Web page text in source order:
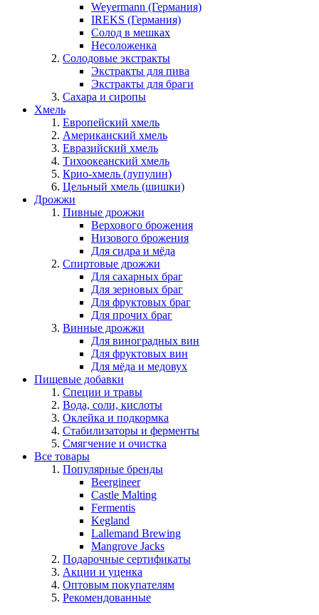
Weyermann (Германия)
IREKS (Германия)
Солод в мешках
Несоложенка
Солодовые экстракты
Экстракты для пива
Экстракты для браги
Сахара и сиропы
Хмель
Европейский хмель
Американский хмель
Евразийский хмель
Тихоокеанский хмель
Крио-хмель (лупулин)
Цельный хмель (шишки)
Дрожжи
Пивные дрожжи
Верхового брожения
Низового брожения
Для сидра и мёда
Спиртовые дрожжи
Для сахарных браг
Для зерновых браг
Для фруктовых браг
Для прочих браг
Винные дрожжи
Для виноградных вин
Для фруктовых вин
Для мёда и медовух
Пищевые добавки
Специи и травы
Вода, соли, кислоты
Оклейка и подкормка
Стабилизаторы и ферменты
Смягчение и очистка
Все товары
Популярные бренды
Beergineer
Castle Malting
Fermentis
Kegland
Lallemand Brewing
Mangrove Jacks
Подарочные сертификаты
Акции и уценка
Оптовым покупателям
Рекомендованные